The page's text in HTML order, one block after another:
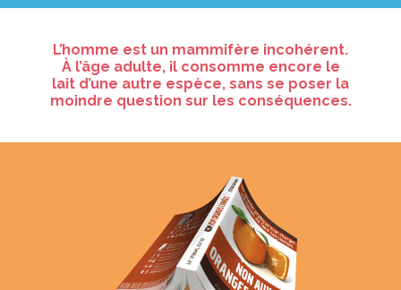
L’homme est un mammifère incohérent.
À l’âge adulte, il consomme encore le
lait d’une autre espèce, sans se poser la
moindre question sur les conséquences.